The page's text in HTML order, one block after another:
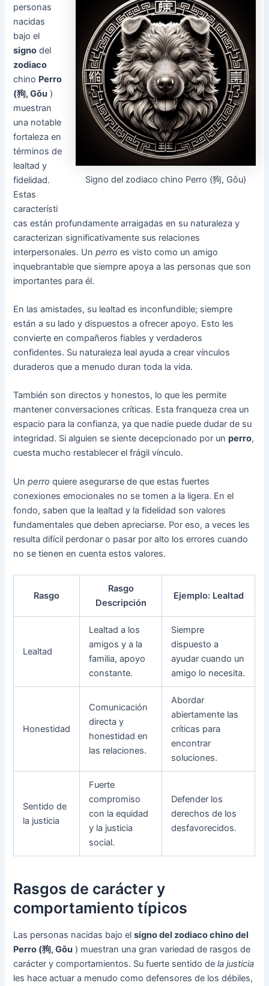
Signo del zodiaco chino Perro (狗, Gǒu)
personas
nacidas
bajo el
signo del
zodiaco
chino Perro
(狗, Gǒu )
muestran
una notable
fortaleza en
términos de
lealtad y
fidelidad.
Estas
característi
cas están profundamente arraigadas en su naturaleza y
caracterizan significativamente sus relaciones
interpersonales. Unperro es visto como un amigo
inquebrantable que siempre apoya a las personas que son
importantes para él.
En las amistades, su lealtad es inconfundible; siempre
están a su lado y dispuestos a ofrecer apoyo. Esto les
convierte en compañeros fiables y verdaderos
confidentes. Su naturaleza leal ayuda a crear vínculos
duraderos que a menudo duran toda la vida.
También son directos y honestos, lo que les permite
mantener conversaciones críticas. Esta franqueza crea un
espacio para la confianza, ya que nadie puede dudar de su
integridad. Si alguien se siente decepcionado por unperro,
cuesta mucho restablecer el frágil vínculo.
Unperro quiere asegurarse de que estas fuertes
conexiones emocionales no se tomen a la ligera. En el
fondo, saben que la lealtad y la fidelidad son valores
fundamentales que deben apreciarse. Por eso, a veces les
resulta difícil perdonar o pasar por alto los errores cuando
no se tienen en cuenta estos valores.
Rasgo
Rasgo
Descripción
Ejemplo: Lealtad
Lealtad
Lealtad a los
amigos y a la
familia, apoyo
constante.
Siempre
dispuesto a
ayudar cuando un
amigo lo necesita.
Honestidad
Comunicación
directa y
honestidad en
las relaciones.
Abordar
abiertamente las
críticas para
encontrar
soluciones.
Sentido de
la justicia
Fuerte
compromiso
con la equidad
y la justicia
social.
Defender los
derechos de los
desfavorecidos.
Rasgos de carácter y
comportamiento típicos
Las personas nacidas bajo elsigno del zodiaco chino del
Perro (狗, Gǒu ) muestran una gran variedad de rasgos de
carácter y comportamientos. Su fuerte sentido dela justicia
les hace actuar a menudo como defensores de los débiles,